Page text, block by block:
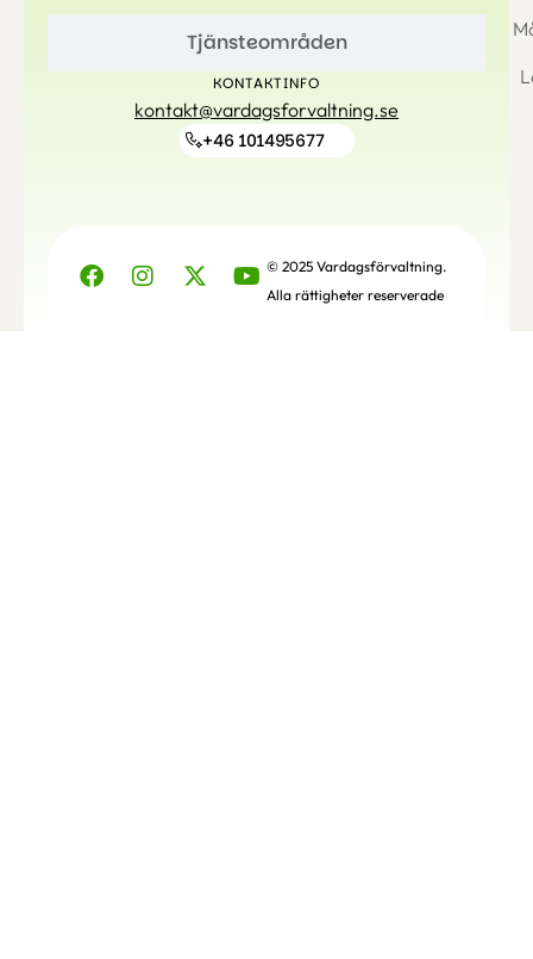
Tjänsteområden
KONTAKTINFO
kontakt@vardagsforvaltning.se
+46 101495677
© 2025 Vardagsförvaltning.
Alla rättigheter reserverade